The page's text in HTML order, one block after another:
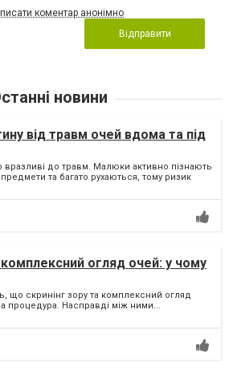
коментар анонімно
Відправити
новини
від травм очей вдома та під
вразливі до травм. Малюки активно пізнають
та багато рухаються, тому ризик
комплексний огляд очей: у чому
що скринінг зору та комплексний огляд
процедура. Насправді між ними...